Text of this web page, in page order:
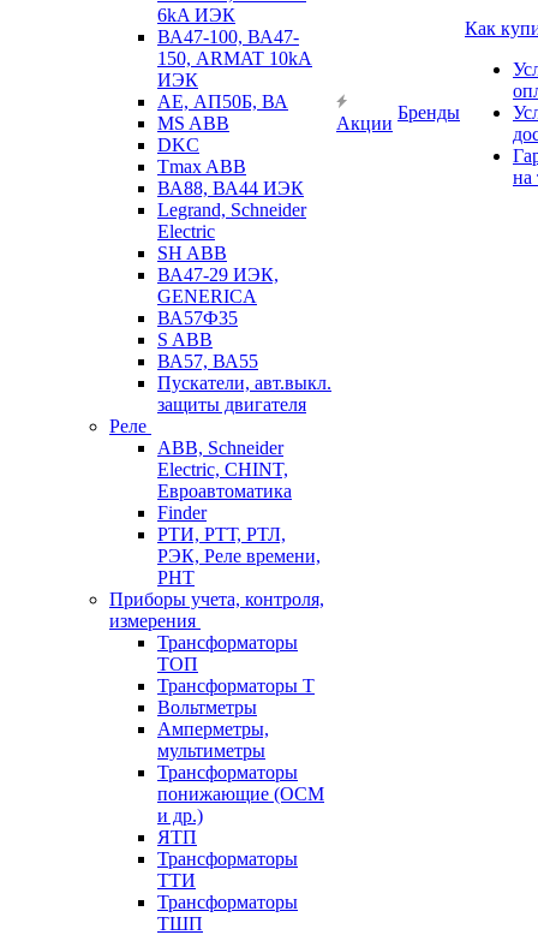
6kA ИЭК
ВА47-100, ВА47-
150, ARMAT 10kA
ИЭК
АЕ, АП50Б, ВА
MS ABB
DKC
Tmax ABB
ВА88, ВА44 ИЭК
Legrand, Schneider
Electric
SH ABB
ВА47-29 ИЭК,
GENERICA
ВА57Ф35
S ABB
ВА57, ВА55
Пускатели, авт.выкл.
защиты двигателя
Реле
ABB, Schneider
Electric, CHINT,
Евроавтоматика
Finder
РТИ, РТТ, РТЛ,
РЭК, Реле времени,
РНТ
Приборы учета, контроля,
измерения
Трансформаторы
ТОП
Трансформаторы Т
Вольтметры
Амперметры,
мультиметры
Трансформаторы
понижающие (ОСМ
и др.)
ЯТП
Трансформаторы
ТТИ
Трансформаторы
ТШП
Акции
Бренды
Как
на